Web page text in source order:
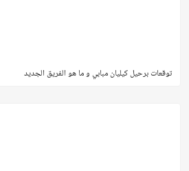
توقعات برحيل كيليان مبابي و ما هو الفريق الجديد